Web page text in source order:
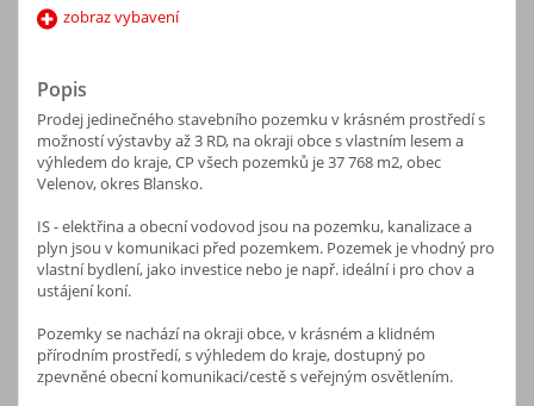
zobraz vybavení
Popis
Prodej jedinečného stavebního pozemku v krásném prostředí s
možností výstavby až 3 RD, na okraji obce s vlastním lesem a
výhledem do kraje, CP všech pozemků je 37 768 m2, obec
Velenov, okres Blansko.
IS - elektřina a obecní vodovod jsou na pozemku, kanalizace a
plyn jsou v komunikaci před pozemkem. Pozemek je vhodný pro
vlastní bydlení, jako investice nebo je např. ideální i pro chov a
ustájení koní.
Pozemky se nachází na okraji obce, v krásném a klidném
přírodním prostředí, s výhledem do kraje, dostupný po
zpevněné obecní komunikaci/cestě s veřejným osvětlením.